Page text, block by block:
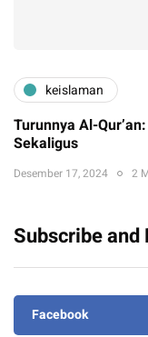
keislaman
Turunnya Al-
Sekaligus
Desember 17, 2024 2
Subscribe and
Facebook